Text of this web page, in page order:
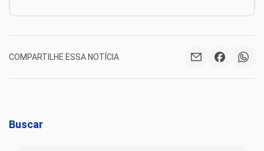
COMPARTILHE ESSA NOTÍCIA
Buscar